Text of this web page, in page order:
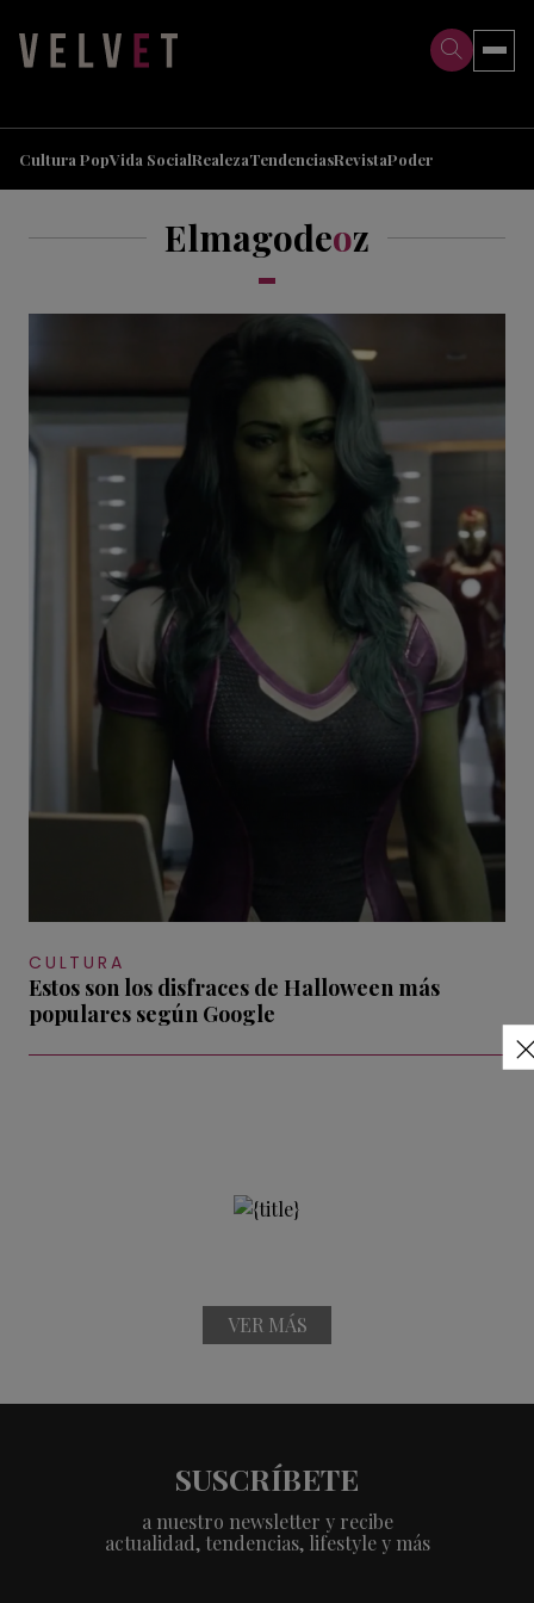
Cultura PopVida SocialRealezaTendenciasRevistaPoder
Elmagodeoz
CULTURA
Estos son los disfraces de Halloween más
populares según Google
VER MÁS
SUSCRÍBETE
a nuestro newsletter y recibe
actualidad, tendencias, lifestyle y más